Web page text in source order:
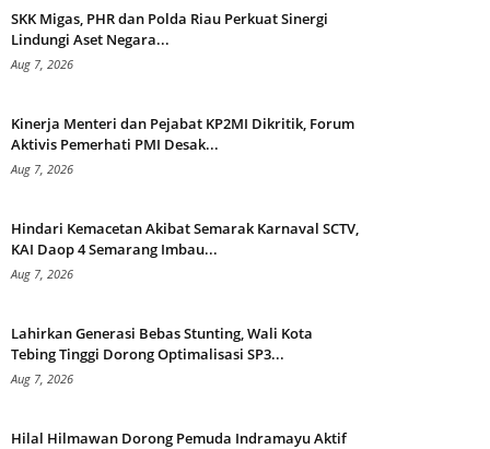
SKK Migas, PHR dan Polda Riau Perkuat Sinergi
Lindungi Aset Negara...
Aug 7, 2026
Kinerja Menteri dan Pejabat KP2MI Dikritik, Forum
Aktivis Pemerhati PMI Desak...
Aug 7, 2026
Hindari Kemacetan Akibat Semarak Karnaval SCTV,
KAI Daop 4 Semarang Imbau...
Aug 7, 2026
Lahirkan Generasi Bebas Stunting, Wali Kota
Tebing Tinggi Dorong Optimalisasi SP3...
Aug 7, 2026
Hilal Hilmawan Dorong Pemuda Indramayu Aktif